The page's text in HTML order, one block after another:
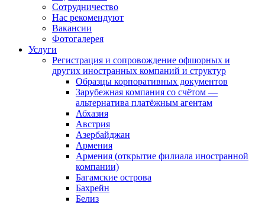
Сотрудничество
Нас рекомендуют
Вакансии
Фотогалерея
Услуги
Регистрация и сопровождение офшорных и
других иностранных компаний и структур
Образцы корпоративных документов
Зарубежная компания со счётом —
альтернатива платёжным агентам
Абхазия
Австрия
Азербайджан
Армения
Армения (открытие филиала иностранной
компании)
Багамские острова
Бахрейн
Белиз